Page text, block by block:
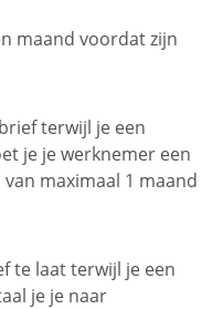
maand voordat zijn
terwijl je een
je je werknemer een
maximaal 1 maand
te laat terwijl je een
je je naar